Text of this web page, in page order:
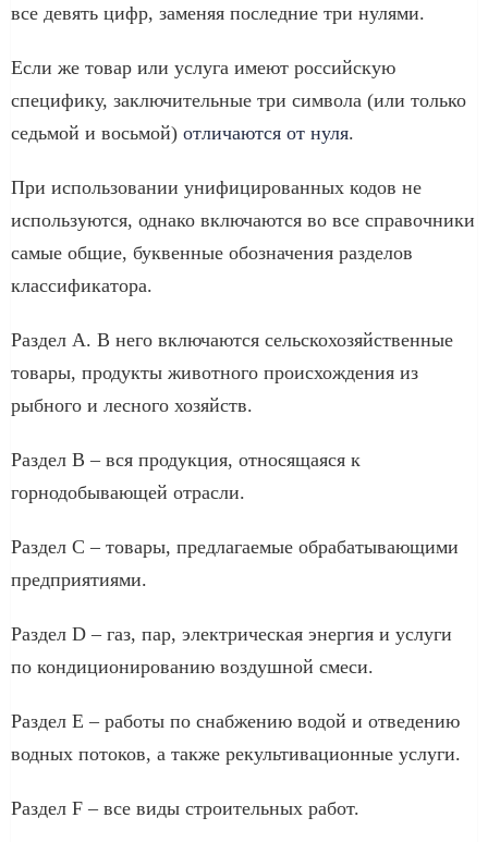
все девять цифр, заменяя последние три нулями.
Если же товар или услуга имеют российскую
специфику, заключительные три символа (или только
седьмой и восьмой) отличаются от нуля.
При использовании унифицированных кодов не
используются, однако включаются во все справочники
самые общие, буквенные обозначения разделов
классификатора.
Раздел A. В него включаются сельскохозяйственные
товары, продукты животного происхождения из
рыбного и лесного хозяйств.
Раздел B – вся продукция, относящаяся к
горнодобывающей отрасли.
Раздел C – товары, предлагаемые обрабатывающими
предприятиями.
Раздел D – газ, пар, электрическая энергия и услуги
по кондиционированию воздушной смеси.
Раздел E – работы по снабжению водой и отведению
водных потоков, а также рекультивационные услуги.
Раздел F – все виды строительных работ.